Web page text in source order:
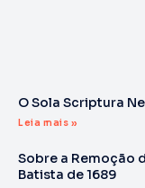
O Sola Scriptura
Leia mais »
Sobre a Remoção
Batista de 1689